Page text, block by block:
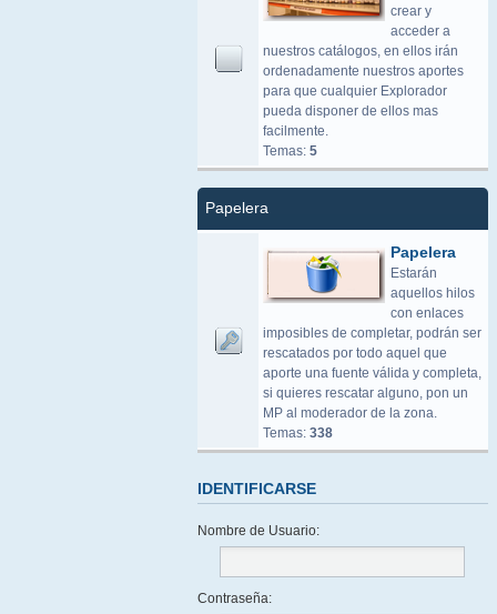
crear y
acceder a
nuestros catálogos, en ellos irán
ordenadamente nuestros aportes
para que cualquier Explorador
pueda disponer de ellos mas
facilmente.
Temas: 5
Papelera
Papelera
Estarán
aquellos hilos
con enlaces
imposibles de completar, podrán ser
rescatados por todo aquel que
aporte una fuente válida y completa,
si quieres rescatar alguno, pon un
MP al moderador de la zona.
Temas: 338
IDENTIFICARSE
Nombre de Usuario:
Contraseña: